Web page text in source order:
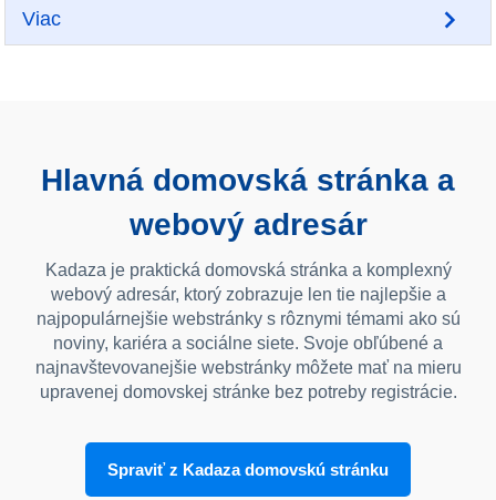
Viac
Hlavná domovská stránka a
webový adresár
Kadaza je praktická domovská stránka a komplexný
webový adresár, ktorý zobrazuje len tie najlepšie a
najpopulárnejšie webstránky s rôznymi témami ako sú
noviny, kariéra a sociálne siete. Svoje obľúbené a
najnavštevovanejšie webstránky môžete mať na mieru
upravenej domovskej stránke bez potreby registrácie.
Spraviť z Kadaza domovskú stránku